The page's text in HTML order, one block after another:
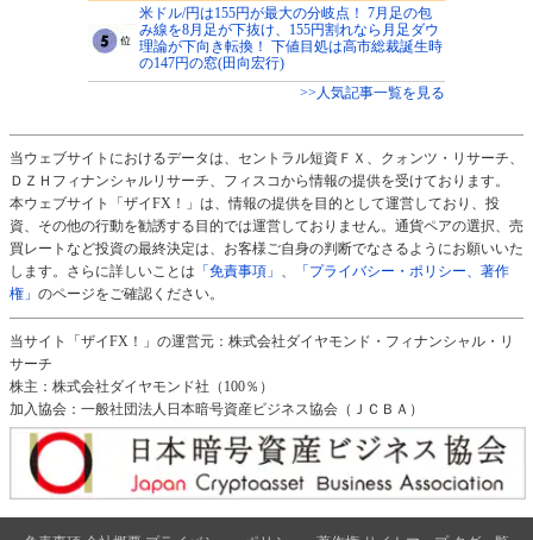
米ドル/円は155円が最大の分岐点！ 7月足の包
み線を8月足が下抜け、155円割れなら月足ダウ
理論が下向き転換！ 下値目処は高市総裁誕生時
の147円の窓(田向宏行)
>>人気記事一覧を見る
当ウェブサイトにおけるデータは、セントラル短資ＦＸ、クォンツ・リサーチ、
ＤＺＨフィナンシャルリサーチ、フィスコから情報の提供を受けております。
本ウェブサイト「ザイFX！」は、情報の提供を目的として運営しており、投
資、その他の行動を勧誘する目的では運営しておりません。通貨ペアの選択、売
買レートなど投資の最終決定は、お客様ご自身の判断でなさるようにお願いいた
します。さらに詳しいことは 「免責事項」 、
「プライバシー・ポリシー、著作
権」 のページをご確認ください。
当サイト「ザイFX！」の運営元：株式会社ダイヤモンド・フィナンシャル・リ
サーチ
株主：株式会社ダイヤモンド社（100％）
加入協会：一般社団法人日本暗号資産ビジネス協会（ＪＣＢＡ）